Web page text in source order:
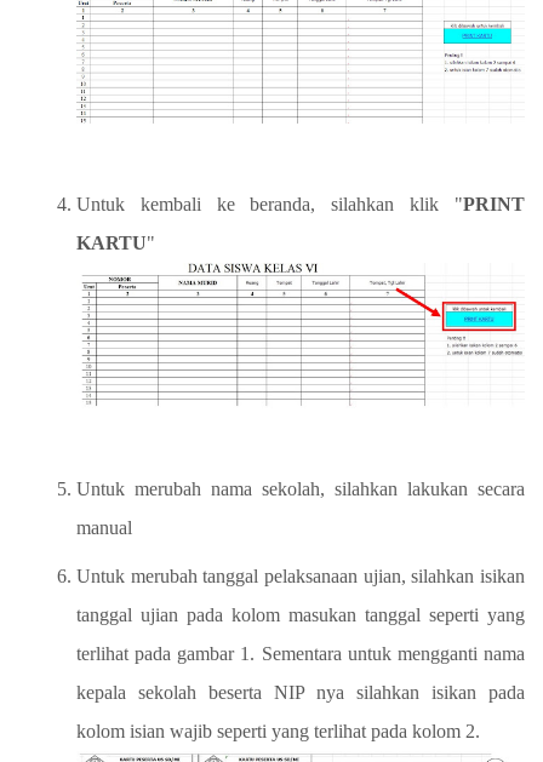
Untuk kembali ke beranda, silahkan klik "PRINT
KARTU"
Untuk merubah nama sekolah, silahkan lakukan secara
manual
Untuk merubah tanggal pelaksanaan ujian, silahkan isikan
tanggal ujian pada kolom masukan tanggal seperti yang
terlihat pada gambar 1. Sementara untuk mengganti nama
kepala sekolah beserta NIP nya silahkan isikan pada
kolom isian wajib seperti yang terlihat pada kolom 2.